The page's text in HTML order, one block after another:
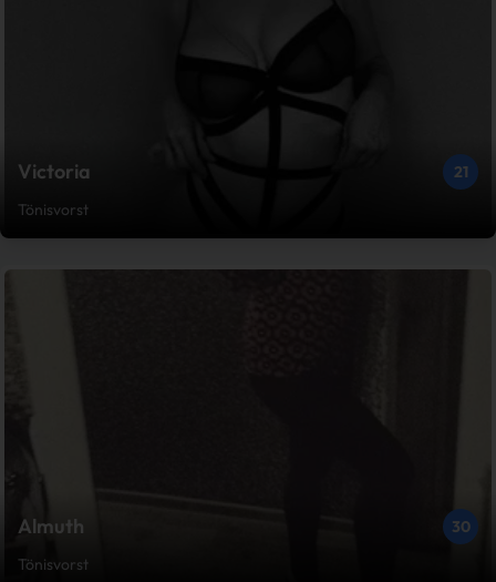
Victoria
21
Tönisvorst
Almuth
30
Tönisvorst